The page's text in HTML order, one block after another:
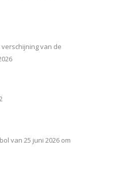
van de
van 25 juni 2026 om